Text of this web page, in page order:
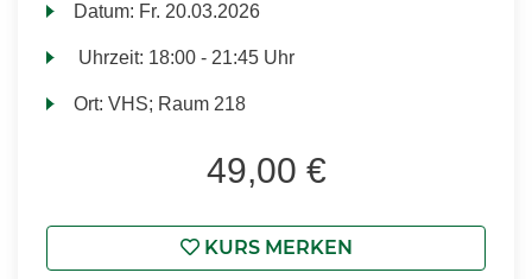
Datum: Fr. 20.03.2026
Uhrzeit: 18:00 - 21:45 Uhr
Ort:VHS; Raum 218
49,00 €
KURS MERKEN